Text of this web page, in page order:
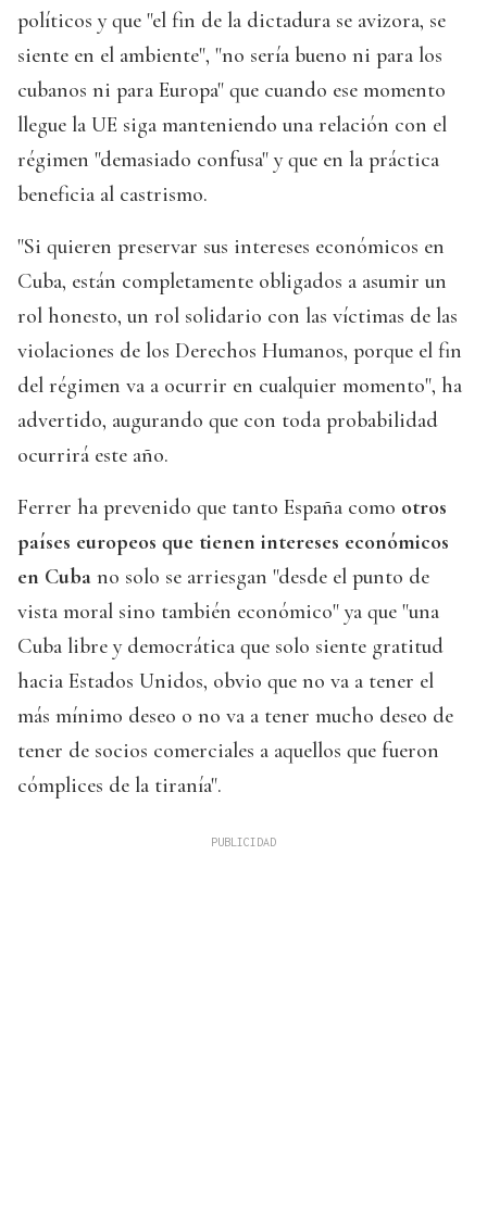
políticos y que "el fin de la dictadura se avizora, se
siente en el ambiente", "no sería bueno ni para los
cubanos ni para Europa" que cuando ese momento
llegue la UE siga manteniendo una relación con el
régimen "demasiado confusa" y que en la práctica
beneficia al castrismo.
"Si quieren preservar sus intereses económicos en
Cuba, están completamente obligados a asumir un
rol honesto, un rol solidario con las víctimas de las
violaciones de los Derechos Humanos, porque el fin
del régimen va a ocurrir en cualquier momento", ha
advertido, augurando que con toda probabilidad
ocurrirá este año.
Ferrer ha prevenido que tanto España como otros
países europeos que tienen intereses económicos
en Cuba no solo se arriesgan "desde el punto de
vista moral sino también económico" ya que "una
Cuba libre y democrática que solo siente gratitud
hacia Estados Unidos, obvio que no va a tener el
más mínimo deseo o no va a tener mucho deseo de
tener de socios comerciales a aquellos que fueron
cómplices de la tiranía".